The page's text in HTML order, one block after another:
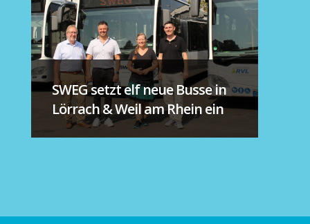
SWEG setzt elf neue Busse in
Lörrach & Weil am Rhein ein